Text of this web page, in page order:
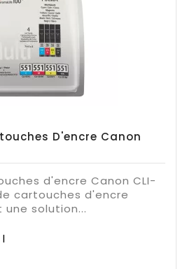
D'encre Canon
d'encre Canon CLI-
cartouches d'encre
une solution...
|